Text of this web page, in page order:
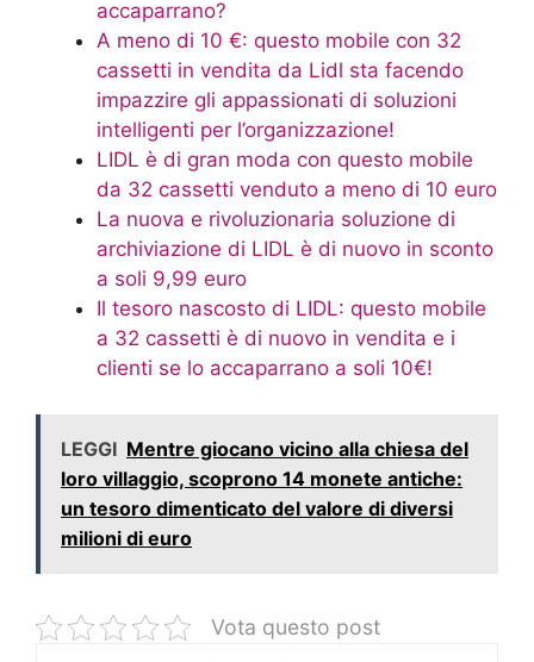
accaparrano?
A meno di 10 €: questo mobile con 32
cassetti in vendita da Lidl sta facendo
impazzire gli appassionati di soluzioni
intelligenti per l’organizzazione!
LIDL è di gran moda con questo mobile
da 32 cassetti venduto a meno di 10 euro
La nuova e rivoluzionaria soluzione di
archiviazione di LIDL è di nuovo in sconto
a soli 9,99 euro
Il tesoro nascosto di LIDL: questo mobile
a 32 cassetti è di nuovo in vendita e i
clienti se lo accaparrano a soli 10€!
LEGGI Mentre giocano vicino alla chiesa del
loro villaggio, scoprono 14 monete antiche:
un tesoro dimenticato del valore di diversi
milioni di euro
Vota questo post